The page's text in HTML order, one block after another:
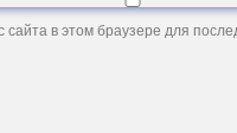
в этом браузере для